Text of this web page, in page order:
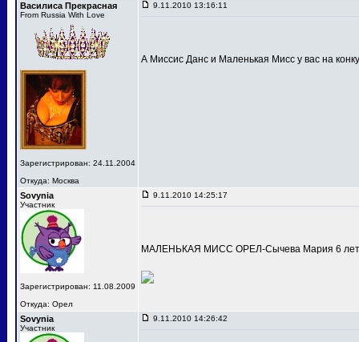
Василиса Прекрасная
From Russia With Love
Зарегистрирован: 24.11.2004
Откуда: Москва
9.11.2010 13:16:11
А Миссис Данс и Маленькая Мисс у вас на
Sovynia
Участник
Зарегистрирован: 11.08.2009
Откуда: Орел
9.11.2010 14:25:17
МАЛЕНЬКАЯ МИСС ОРЕЛ-Сычева Мария 6
Sovynia
Участник
9.11.2010 14:26:42